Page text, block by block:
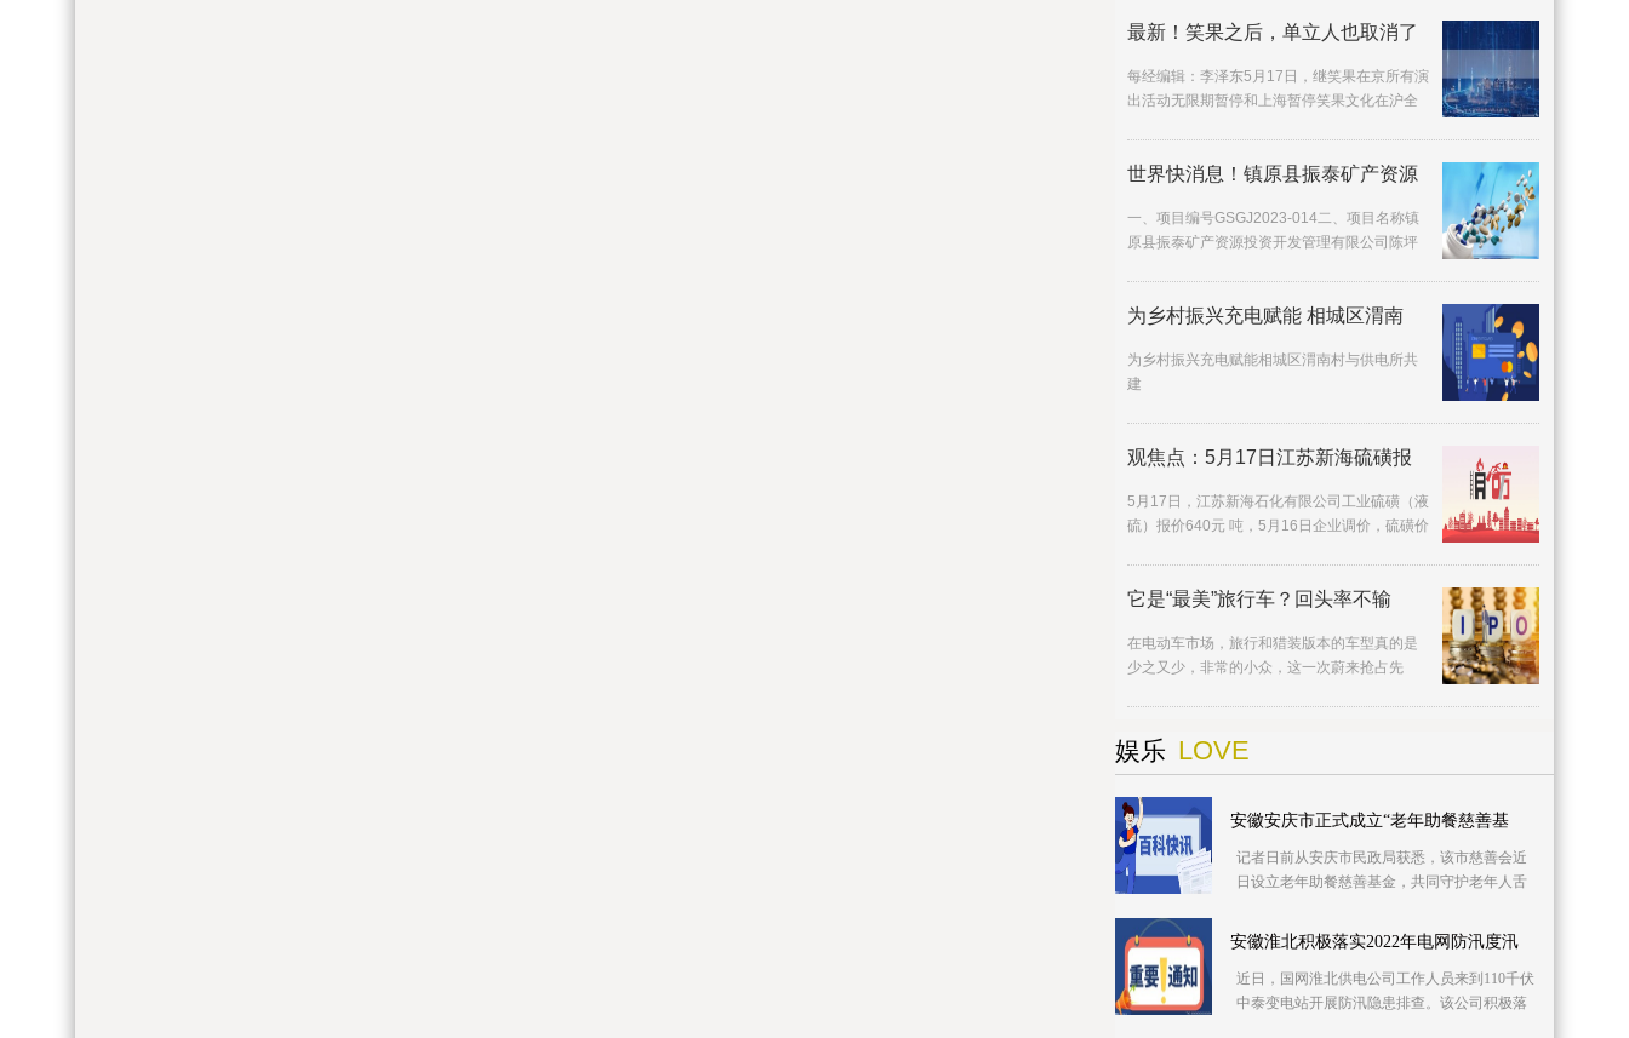
最新！笑果之后，单立人也取消了
每经编辑：李泽东5月17日，继笑果在京所有演
出活动无限期暂停和上海暂停笑果文化在沪全
世界快消息！镇原县振泰矿产资源
一、项目编号GSGJ2023-014二、项目名称镇
原县振泰矿产资源投资开发管理有限公司陈坪
为乡村振兴充电赋能 相城区渭南
为乡村振兴充电赋能相城区渭南村与供电所共
建
观焦点：5月17日江苏新海硫磺报
5月17日，江苏新海石化有限公司工业硫磺（液
硫）报价640元 吨，5月16日企业调价，硫磺价
它是“最美”旅行车？回头率不输
在电动车市场，旅行和猎装版本的车型真的是
少之又少，非常的小众，这一次蔚来抢占先
娱乐 LOVE
安徽安庆市正式成立“老年助餐慈善基
记者日前从安庆市民政局获悉，该市慈善会近
日设立老年助餐慈善基金，共同守护老年人舌
年食堂、社
安徽淮北积极落实2022年电网防汛度汛
近日，国网淮北供电公司工作人员来到110千伏
中泰变电站开展防汛隐患排查。该公司积极落